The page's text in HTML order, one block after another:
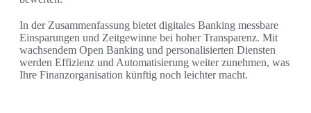
In der Zusammenfassung bietet digitales Banking messbare
Einsparungen und Zeitgewinne bei hoher Transparenz. Mit
wachsendem Open Banking und personalisierten Diensten
werden Effizienz und Automatisierung weiter zunehmen, was
Ihre Finanzorganisation künftig noch leichter macht.